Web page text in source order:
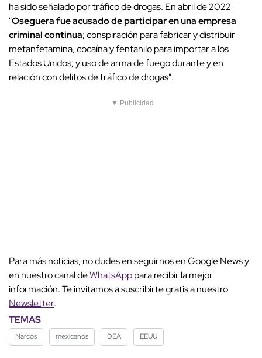
ha sido señalado por tráfico de drogas. En abril de 2022
"Oseguera fue acusado de participar en una empresa
criminal continua; conspiración para fabricar y distribuir
metanfetamina, cocaína y fentanilo para importar a los
Estados Unidos; y uso de arma de fuego durante y en
relación con delitos de tráfico de drogas".
▼ Publicidad
Para más noticias, no dudes en seguirnos en Google News y
en nuestro canal deWhatsApppara recibir la mejor
información. Te invitamos a suscribirte gratis a nuestro
Newsletter.
TEMAS
Narcos mexicanos DEA EEUU